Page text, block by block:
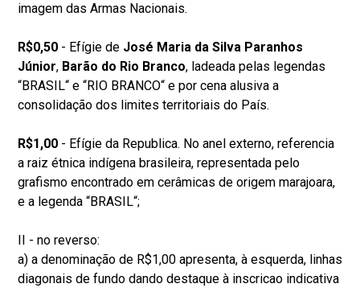
imagem das Armas Nacionais.
R$0,50 - Efígie de José Maria da Silva Paranhos
Júnior, Barão do Rio Branco, ladeada pelas legendas
“BRASIL“ e “RIO BRANCO“ e por cena alusiva a
consolidação dos limites territoriais do País.
R$1,00 - Efígie da Republica. No anel externo, referencia
a raiz étnica indígena brasileira, representada pelo
grafismo encontrado em cerâmicas de origem marajoara,
e a legenda “BRASIL“;
II - no reverso:
a) a denominação de R$1,00 apresenta, à esquerda, linhas
diagonais de fundo dando destaque à inscricao indicativa